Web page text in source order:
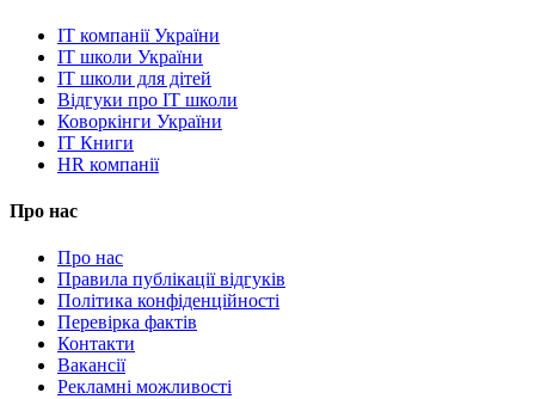
IT компанії України
IT школи України
IT школи для дітей
Відгуки про IT школи
Коворкінги України
IT Книги
HR компанії
Про нас
Про нас
Правила публікації відгуків
Політика конфіденційності
Перевірка фактів
Контакти
Вакансії
Рекламні можливості